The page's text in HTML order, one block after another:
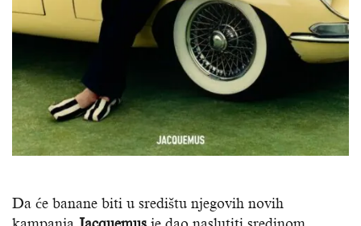
Da će banane biti u središtu njegovih novih